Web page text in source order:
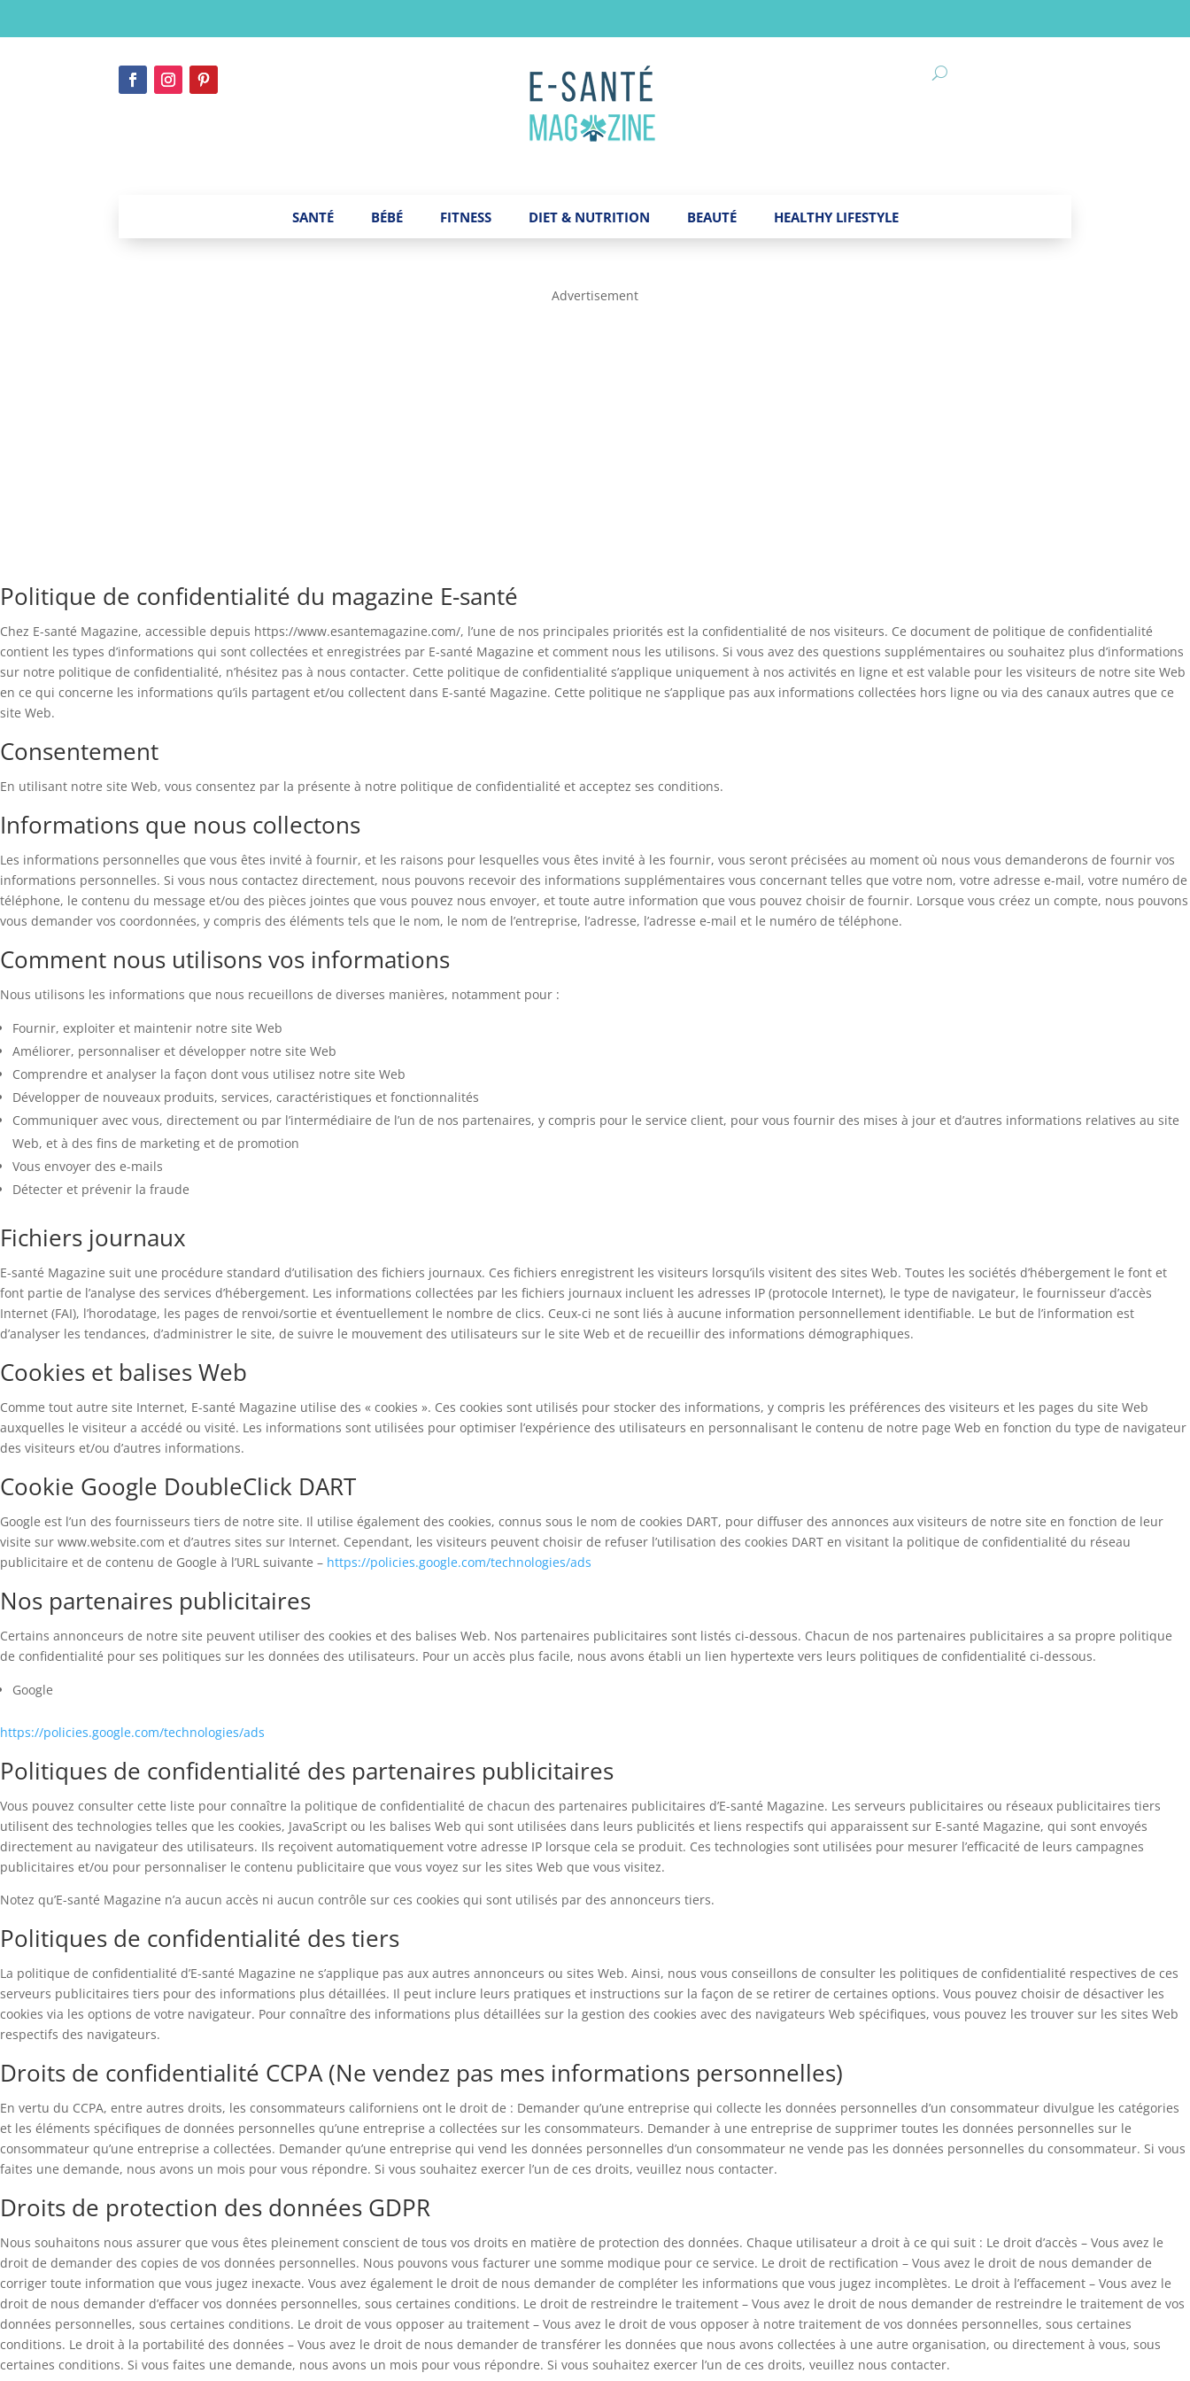
SANTÉ BÉBÉ FITNESS DIET & NUTRITION BEAUTÉ HEALTHY LIFESTYLE
Advertisement
Politique de confidentialité du magazine E-santé
Chez E-santé Magazine, accessible depuis https://www.esantemagazine.com/, l’une de nos principales priorités est la confidentialité de nos visiteurs. Ce document de politique de confidentialité
contient les types d’informations qui sont collectées et enregistrées par E-santé Magazine et comment nous les utilisons. Si vous avez des questions supplémentaires ou souhaitez plus d’informations
sur notre politique de confidentialité, n’hésitez pas à nous contacter. Cette politique de confidentialité s’applique uniquement à nos activités en ligne et est valable pour les visiteurs de notre site Web
en ce qui concerne les informations qu’ils partagent et/ou collectent dans E-santé Magazine. Cette politique ne s’applique pas aux informations collectées hors ligne ou via des canaux autres que ce
site Web.
Consentement
En utilisant notre site Web, vous consentez par la présente à notre politique de confidentialité et acceptez ses conditions.
Informations que nous collectons
Les informations personnelles que vous êtes invité à fournir, et les raisons pour lesquelles vous êtes invité à les fournir, vous seront précisées au moment où nous vous demanderons de fournir vos
informations personnelles. Si vous nous contactez directement, nous pouvons recevoir des informations supplémentaires vous concernant telles que votre nom, votre adresse e-mail, votre numéro de
téléphone, le contenu du message et/ou des pièces jointes que vous pouvez nous envoyer, et toute autre information que vous pouvez choisir de fournir. Lorsque vous créez un compte, nous pouvons
vous demander vos coordonnées, y compris des éléments tels que le nom, le nom de l’entreprise, l’adresse, l’adresse e-mail et le numéro de téléphone.
Comment nous utilisons vos informations
Nous utilisons les informations que nous recueillons de diverses manières, notamment pour :
Fournir, exploiter et maintenir notre site Web
Améliorer, personnaliser et développer notre site Web
Comprendre et analyser la façon dont vous utilisez notre site Web
Développer de nouveaux produits, services, caractéristiques et fonctionnalités
Communiquer avec vous, directement ou par l’intermédiaire de l’un de nos partenaires, y compris pour le service client, pour vous fournir des mises à jour et d’autres informations relatives au site
Web, et à des fins de marketing et de promotion
Vous envoyer des e-mails
Détecter et prévenir la fraude
Fichiers journaux
E-santé Magazine suit une procédure standard d’utilisation des fichiers journaux. Ces fichiers enregistrent les visiteurs lorsqu’ils visitent des sites Web. Toutes les sociétés d’hébergement le font et
font partie de l’analyse des services d’hébergement. Les informations collectées par les fichiers journaux incluent les adresses IP (protocole Internet), le type de navigateur, le fournisseur d’accès
Internet (FAI), l’horodatage, les pages de renvoi/sortie et éventuellement le nombre de clics. Ceux-ci ne sont liés à aucune information personnellement identifiable. Le but de l’information est
d’analyser les tendances, d’administrer le site, de suivre le mouvement des utilisateurs sur le site Web et de recueillir des informations démographiques.
Cookies et balises Web
Comme tout autre site Internet, E-santé Magazine utilise des « cookies ». Ces cookies sont utilisés pour stocker des informations, y compris les préférences des visiteurs et les pages du site Web
auxquelles le visiteur a accédé ou visité. Les informations sont utilisées pour optimiser l’expérience des utilisateurs en personnalisant le contenu de notre page Web en fonction du type de navigateur
des visiteurs et/ou d’autres informations.
Cookie Google DoubleClick DART
Google est l’un des fournisseurs tiers de notre site. Il utilise également des cookies, connus sous le nom de cookies DART, pour diffuser des annonces aux visiteurs de notre site en fonction de leur
visite sur www.website.com et d’autres sites sur Internet. Cependant, les visiteurs peuvent choisir de refuser l’utilisation des cookies DART en visitant la politique de confidentialité du réseau
publicitaire et de contenu de Google à l’URL suivante – https://policies.google.com/technologies/ads
Nos partenaires publicitaires
Certains annonceurs de notre site peuvent utiliser des cookies et des balises Web. Nos partenaires publicitaires sont listés ci-dessous. Chacun de nos partenaires publicitaires a sa propre politique
de confidentialité pour ses politiques sur les données des utilisateurs. Pour un accès plus facile, nous avons établi un lien hypertexte vers leurs politiques de confidentialité ci-dessous.
Google
https://policies.google.com/technologies/ads
Politiques de confidentialité des partenaires publicitaires
Vous pouvez consulter cette liste pour connaître la politique de confidentialité de chacun des partenaires publicitaires d’E-santé Magazine. Les serveurs publicitaires ou réseaux publicitaires tiers
utilisent des technologies telles que les cookies, JavaScript ou les balises Web qui sont utilisées dans leurs publicités et liens respectifs qui apparaissent sur E-santé Magazine, qui sont envoyés
directement au navigateur des utilisateurs. Ils reçoivent automatiquement votre adresse IP lorsque cela se produit. Ces technologies sont utilisées pour mesurer l’efficacité de leurs campagnes
publicitaires et/ou pour personnaliser le contenu publicitaire que vous voyez sur les sites Web que vous visitez.
Notez qu’E-santé Magazine n’a aucun accès ni aucun contrôle sur ces cookies qui sont utilisés par des annonceurs tiers.
Politiques de confidentialité des tiers
La politique de confidentialité d’E-santé Magazine ne s’applique pas aux autres annonceurs ou sites Web. Ainsi, nous vous conseillons de consulter les politiques de confidentialité respectives de ces
serveurs publicitaires tiers pour des informations plus détaillées. Il peut inclure leurs pratiques et instructions sur la façon de se retirer de certaines options. Vous pouvez choisir de désactiver les
cookies via les options de votre navigateur. Pour connaître des informations plus détaillées sur la gestion des cookies avec des navigateurs Web spécifiques, vous pouvez les trouver sur les sites Web
respectifs des navigateurs.
Droits de confidentialité CCPA (Ne vendez pas mes informations personnelles)
En vertu du CCPA, entre autres droits, les consommateurs californiens ont le droit de : Demander qu’une entreprise qui collecte les données personnelles d’un consommateur divulgue les catégories
et les éléments spécifiques de données personnelles qu’une entreprise a collectées sur les consommateurs. Demander à une entreprise de supprimer toutes les données personnelles sur le
consommateur qu’une entreprise a collectées. Demander qu’une entreprise qui vend les données personnelles d’un consommateur ne vende pas les données personnelles du consommateur. Si vous
faites une demande, nous avons un mois pour vous répondre. Si vous souhaitez exercer l’un de ces droits, veuillez nous contacter.
Droits de protection des données GDPR
Nous souhaitons nous assurer que vous êtes pleinement conscient de tous vos droits en matière de protection des données. Chaque utilisateur a droit à ce qui suit : Le droit d’accès – Vous avez le
droit de demander des copies de vos données personnelles. Nous pouvons vous facturer une somme modique pour ce service. Le droit de rectification – Vous avez le droit de nous demander de
corriger toute information que vous jugez inexacte. Vous avez également le droit de nous demander de compléter les informations que vous jugez incomplètes. Le droit à l’effacement – ​​Vous avez le
droit de nous demander d’effacer vos données personnelles, sous certaines conditions. Le droit de restreindre le traitement – ​​Vous avez le droit de nous demander de restreindre le traitement de vos
données personnelles, sous certaines conditions. Le droit de vous opposer au traitement – ​​Vous avez le droit de vous opposer à notre traitement de vos données personnelles, sous certaines
conditions. Le droit à la portabilité des données – Vous avez le droit de nous demander de transférer les données que nous avons collectées à une autre organisation, ou directement à vous, sous
certaines conditions. Si vous faites une demande, nous avons un mois pour vous répondre. Si vous souhaitez exercer l’un de ces droits, veuillez nous contacter.